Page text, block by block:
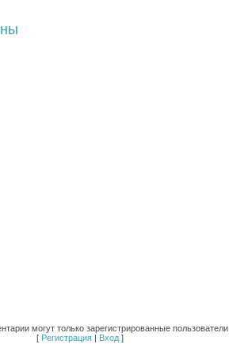
могут только зарегистрированные пользователи.
[ Регистрация | Вход ]